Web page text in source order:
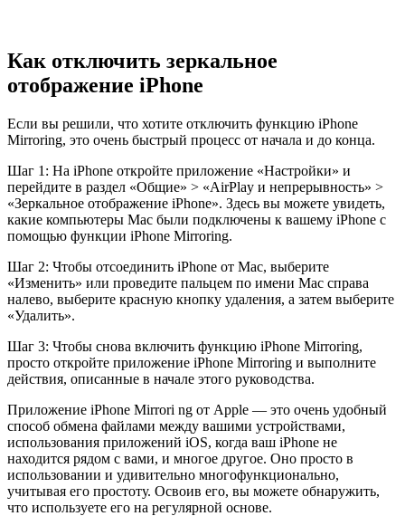
Как отключить зеркальное
отображение iPhone
Если вы решили, что хотите отключить функцию iPhone
Mirroring, это очень быстрый процесс от начала и до конца.
Шаг 1: На iPhone откройте приложение «Настройки» и
перейдите в раздел «Общие» > «AirPlay и непрерывность» >
«Зеркальное отображение iPhone». Здесь вы можете увидеть,
какие компьютеры Mac были подключены к вашему iPhone с
помощью функции iPhone Mirroring.
Шаг 2: Чтобы отсоединить iPhone от Mac, выберите
«Изменить» или проведите пальцем по имени Mac справа
налево, выберите красную кнопку удаления, а затем выберите
«Удалить».
Шаг 3: Чтобы снова включить функцию iPhone Mirroring,
просто откройте приложение iPhone Mirroring и выполните
действия, описанные в начале этого руководства.
Приложение iPhone Mirrori ng от Apple — это очень удобный
способ обмена файлами между вашими устройствами,
использования приложений iOS, когда ваш iPhone не
находится рядом с вами, и многое другое. Оно просто в
использовании и удивительно многофункционально,
учитывая его простоту. Освоив его, вы можете обнаружить,
что используете его на регулярной основе.